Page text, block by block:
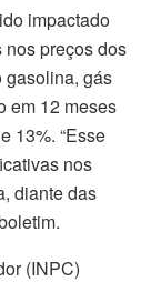
impactado
nos preços dos
gasolina, gás
em 12 meses
13%. “Esse
nos
diante das
(INPC)